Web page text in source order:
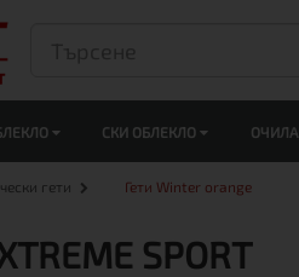
СКИ ОБЛЕКЛО ОЧИЛА
гети Гети Winter orange
SPORT